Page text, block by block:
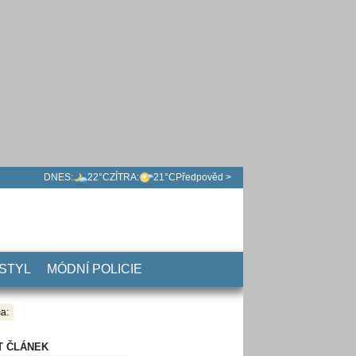
DNES: 22°CZÍTRA: 21°C Předpověd >
MÓDNÍ POLICIE
ČLÁNEK